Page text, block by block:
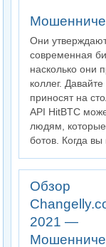
Они
современная
насколько они
коллег.
приносят на
API HitBTC
людям,
ботов. Когда
Обзор
2021 —